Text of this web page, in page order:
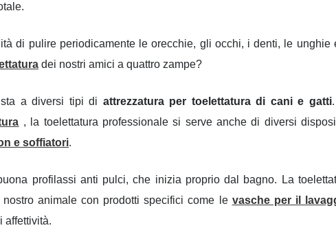
di pulire periodicamente le orecchie, gli occhi, i denti, le unghie
dei nostri amici a quattro zampe?
a diversi tipi di attrezzatura per toelettatura di cani e gatti
, la toelettatura professionale si serve anche di diversi
e soffiatori.
profilassi anti pulci, che inizia proprio dal bagno. La
animale con prodotti specifici come le vasche per il
affettività.